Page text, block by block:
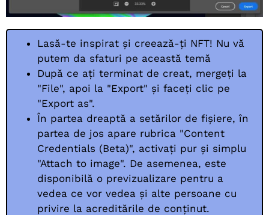
Lasă-te inspirat și creează-ți NFT! Nu vă
putem da sfaturi pe această temă
După ce ați terminat de creat, mergeți la
"File", apoi la "Export" și faceți clic pe
"Export as".
În partea dreaptă a setărilor de fișiere, în
partea de jos apare rubrica "Content
Credentials (Beta)", activați pur și simplu
"Attach to image". De asemenea, este
disponibilă o previzualizare pentru a
vedea ce vor vedea și alte persoane cu
privire la acreditările de conținut.